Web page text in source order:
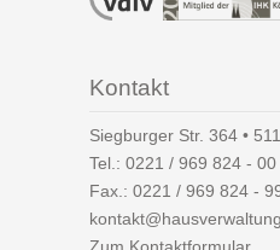
Kontakt
Siegburger Str. 364 •
Tel.: 0221 / 969 824 - 00
Fax.: 0221 / 969 824 -